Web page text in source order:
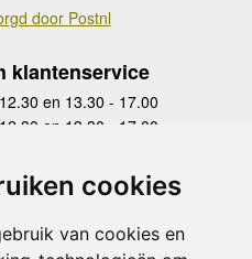
cookies
van cookies en
door Postnl
klantenservice
en 13.30 - 17.00
en 13.30 - 17.00
12.30 en 13.30 - 17.00
en 13.30 - 17.00
gesloten
gesloten